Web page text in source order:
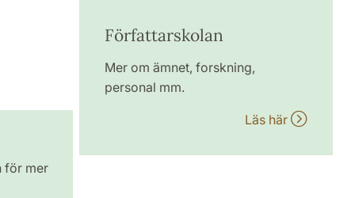
för mer
Författarskolan
Mer om ämnet, forskning,
personal mm.
Läs här